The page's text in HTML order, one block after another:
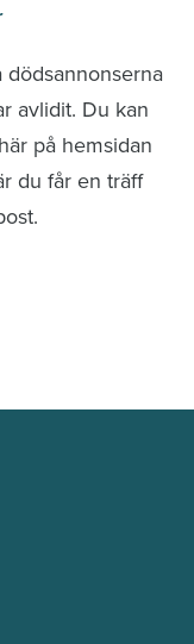
avlidit. Du kan
på hemsidan
du får en träff